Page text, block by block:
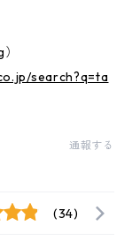
search?q=ta
通報する
(34)